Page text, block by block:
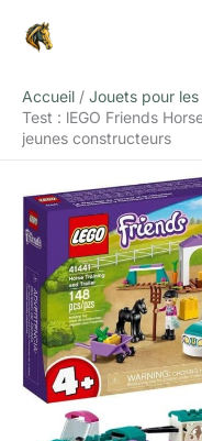
Accueil
Jouets pour
Test : lEGO Friends
jeunes constructeurs